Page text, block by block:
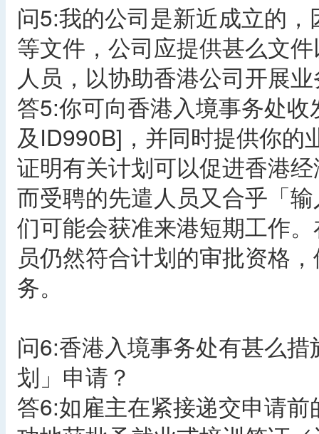
问5:我的公司是新近成立的
等文件，公司应提供甚么文
人员，以协助香港公司开展
答5:你可向香港入境事务处
及ID990B]，并同时提供你的
证明有关计划可以促进香港
而受聘的先遣人员又合乎「
们可能会获准来港短期工作
员仍然符合计划的审批资格
务。
问6:香港入境事务处有甚么
划」申请？
答6:如雇主在紧接递交申请